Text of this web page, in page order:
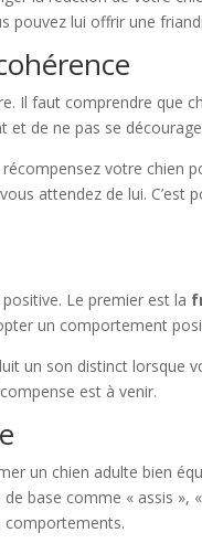
lui offrir une
Il faut comprendre que
de ne pas se
votre
attendez de lui.
Le premier est la
un comportement
un son distinct
est à venir.
un chien adulte bien
base comme « assis
comportements.